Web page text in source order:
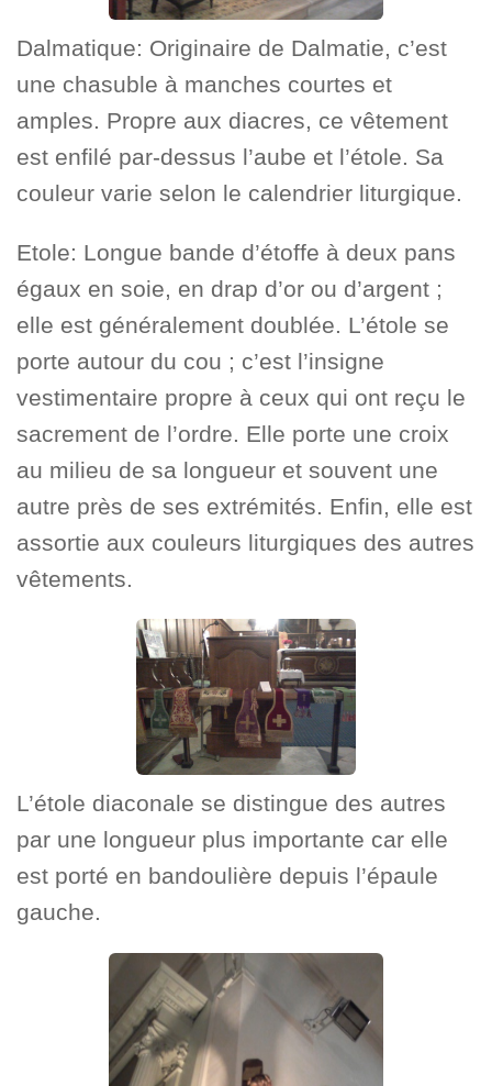
Dalmatique: Originaire de Dalmatie, c’est
une chasuble à manches courtes et
amples. Propre aux diacres, ce vêtement
est enfilé par-dessus l’aube et l’étole. Sa
couleur varie selon le calendrier liturgique.
Etole: Longue bande d’étoffe à deux pans
égaux en soie, en drap d’or ou d’argent ;
elle est généralement doublée. L’étole se
porte autour du cou ; c’est l’insigne
vestimentaire propre à ceux qui ont reçu le
sacrement de l’ordre. Elle porte une croix
au milieu de sa longueur et souvent une
autre près de ses extrémités. Enfin, elle est
assortie aux couleurs liturgiques des autres
vêtements.
L’étole diaconale se distingue des autres
par une longueur plus importante car elle
est porté en bandoulière depuis l’épaule
gauche.